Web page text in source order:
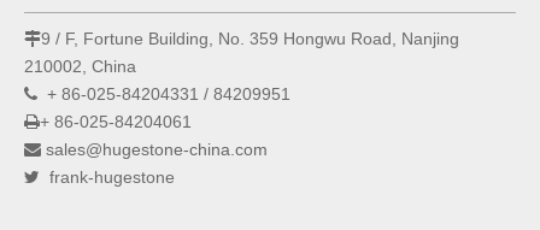
9 / F, Fortune Building, No. 359 Hongwu Road, Nanjing
210002, China
 + 86-025-84204331 / 84209951
+ 86-025-84204061
 sales@hugestone-china.com
 frank-hugestone